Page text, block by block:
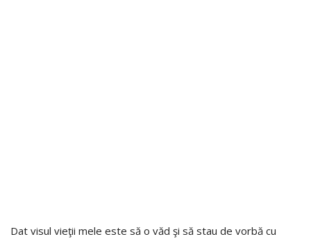
Dat visul vieţii mele este să o văd şi să stau de vorbă cu